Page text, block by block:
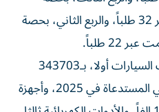
16%، بواقع 89058 سلعة، عبر 32 طلباً، والربع الثاني، بحصة
وبحسب تصنيف السلع، جاءت السيارات أولا، بـ343703
مركبات، تمثل 62% من إجمالي المستدعاة في 2025، وأجهزة